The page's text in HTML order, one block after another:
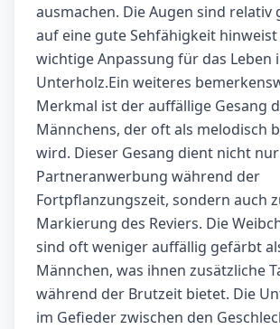
ausmachen. Die Augen sind relativ
auf eine gute Sehfähigkeit hinweist
wichtige Anpassung für das Leben
Unterholz.Ein weiteres
Merkmal ist der auffällige Gesang
Männchens, der oft als melodisch
wird. Dieser Gesang dient nicht
Partneranwerbung während der
Fortpflanzungszeit, sondern auch
Markierung des Reviers. Die
sind oft weniger auffällig gefärbt
Männchen, was ihnen zusätzliche
während der Brutzeit bietet. Die
im Gefieder zwischen den